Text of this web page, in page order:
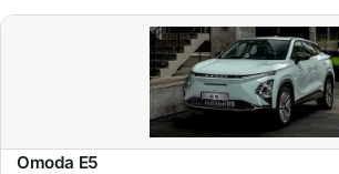
Omoda E5